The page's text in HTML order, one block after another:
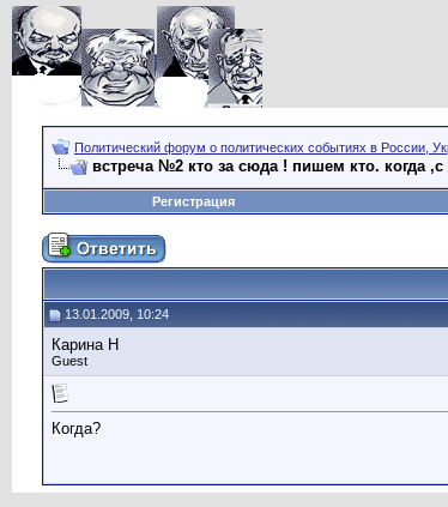
Политический форум о политических событиях в России,
встреча №2 кто за сюда ! пишем кто. когда
Регистрация
13.01.2009, 10:24
Карина Н
Guest
Когда?